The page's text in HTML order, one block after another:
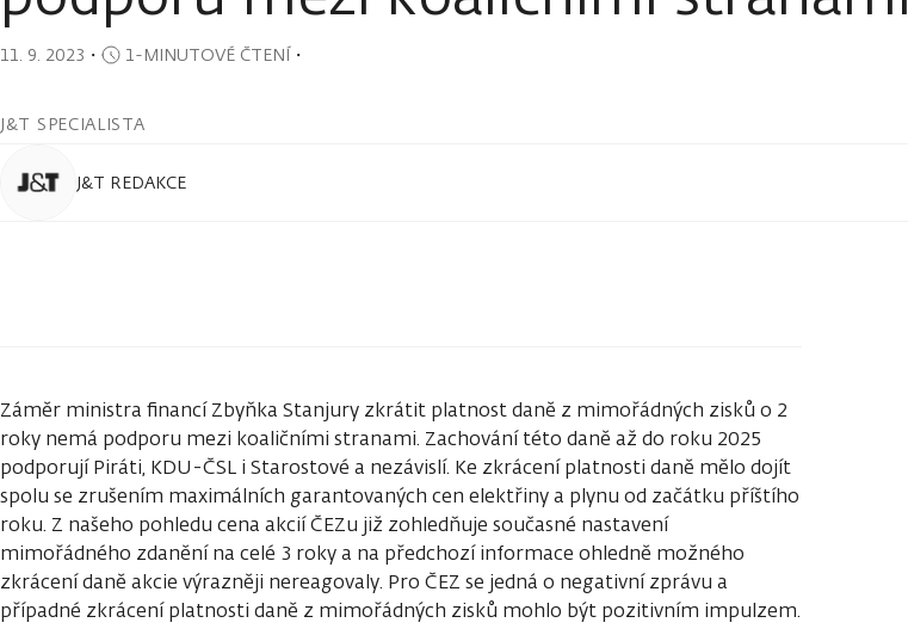
11. 9. 2023 ・ 1-MINUTOVÉ ČTENÍ・
J&T SPECIALISTA
J&T REDAKCE
Záměr ministra financí Zbyňka Stanjury zkrátit platnost daně z mimořádných zisků o 2
roky nemá podporu mezi koaličními stranami. Zachování této daně až do roku 2025
podporují Piráti, KDU-ČSL i Starostové a nezávislí. Ke zkrácení platnosti daně mělo dojít
spolu se zrušením maximálních garantovaných cen elektřiny a plynu od začátku příštího
roku. Z našeho pohledu cena akcií ČEZu již zohledňuje současné nastavení
mimořádného zdanění na celé 3 roky a na předchozí informace ohledně možného
zkrácení daně akcie výrazněji nereagovaly. Pro ČEZ se jedná o negativní zprávu a
případné zkrácení platnosti daně z mimořádných zisků mohlo být pozitivním impulzem.